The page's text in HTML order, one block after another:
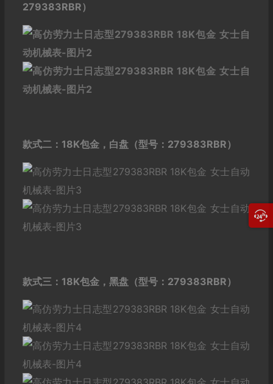
279383RBR）
款式二：18K包金， 白盘（型号：279383RBR）
款式三：18K包金， 黑盘（型号：279383RBR）